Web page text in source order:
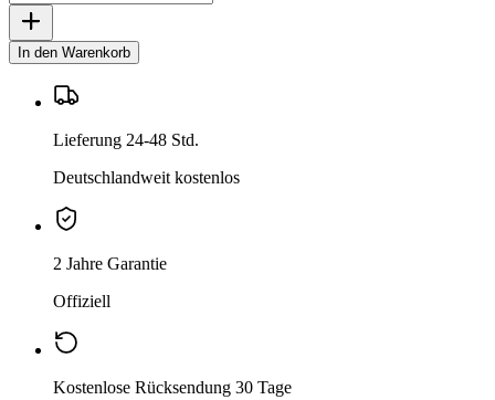
In den Warenkorb
Lieferung 24-48 Std.
Deutschlandweit kostenlos
2 Jahre Garantie
Offiziell
Kostenlose Rücksendung 30 Tage